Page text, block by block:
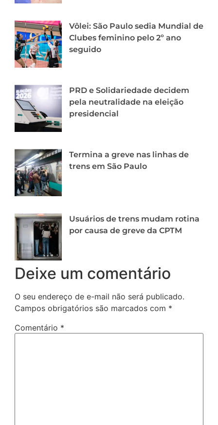
Vôlei: São Paulo sedia Mundial de
Clubes feminino pelo 2º ano
seguido
PRD e Solidariedade decidem
pela neutralidade na eleição
presidencial
Termina a greve nas linhas de
trens em São Paulo
Usuários de trens mudam rotina
por causa de greve da CPTM
Deixe um comentário
O seu endereço de e-mail não será publicado.
Campos obrigatórios são marcados com *
Comentário *